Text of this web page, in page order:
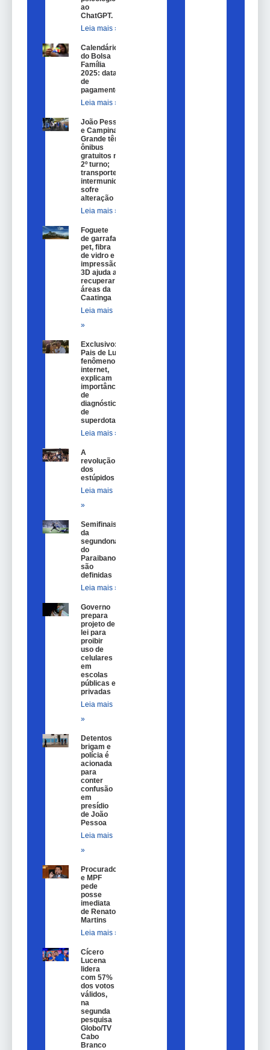
ao
ChatGPT.
Leia mais »
Calendário
do Bolsa
Família
2025: datas
de
pagamento.
Leia mais »
João Pessoa
e Campina
Grande têm
ônibus
gratuitos no
2º turno;
transporte
intermunicipal
sofre
alteração
Leia mais »
Foguete
de garrafa
pet, fibra
de vidro e
impressão
3D ajuda a
recuperar
áreas da
Caatinga
Leia mais
»
Exclusivo:
Pais de Lulu,
fenômeno na
internet,
explicam
importância
de
diagnóstico
de
superdotação
Leia mais »
A
revolução
dos
estúpidos
Leia mais
»
Semifinais
da
segundona
do
Paraibano
são
definidas
Leia mais »
Governo
prepara
projeto de
lei para
proibir
uso de
celulares
em
escolas
públicas e
privadas
Leia mais
»
Detentos
brigam e
polícia é
acionada
para
conter
confusão
em
presídio
de João
Pessoa
Leia mais
»
Procurador
e MPF
pede
posse
imediata
de Renato
Martins
Leia mais »
Cícero
Lucena
lidera
com 57%
dos votos
válidos,
na
segunda
pesquisa
Globo/TV
Cabo
Branco